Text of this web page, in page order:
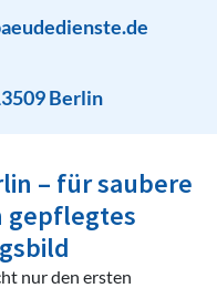
Berlin
– für saubere
gepflegtes
nur den ersten